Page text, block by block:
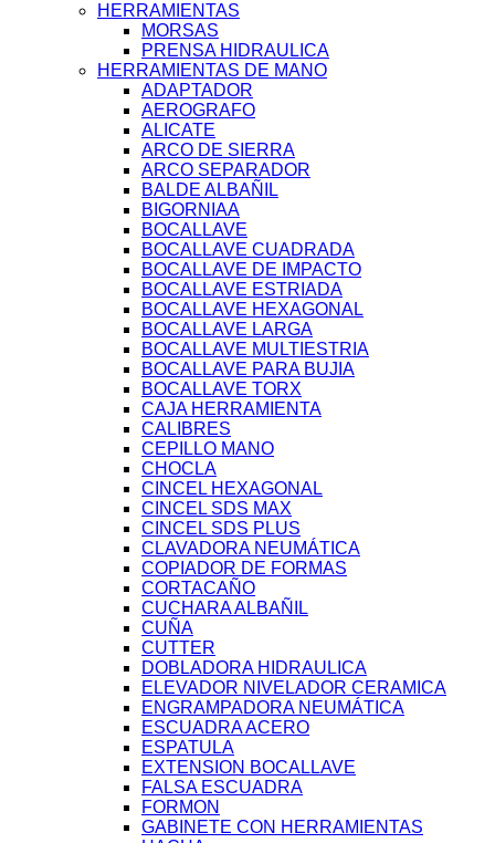
HERRAMIENTAS
MORSAS
PRENSA HIDRAULICA
HERRAMIENTAS DE MANO
ADAPTADOR
AEROGRAFO
ALICATE
ARCO DE SIERRA
ARCO SEPARADOR
BALDE ALBAÑIL
BIGORNIAA
BOCALLAVE
BOCALLAVE CUADRADA
BOCALLAVE DE IMPACTO
BOCALLAVE ESTRIADA
BOCALLAVE HEXAGONAL
BOCALLAVE LARGA
BOCALLAVE MULTIESTRIA
BOCALLAVE PARA BUJIA
BOCALLAVE TORX
CAJA HERRAMIENTA
CALIBRES
CEPILLO MANO
CHOCLA
CINCEL HEXAGONAL
CINCEL SDS MAX
CINCEL SDS PLUS
CLAVADORA NEUMÁTICA
COPIADOR DE FORMAS
CORTACAÑO
CUCHARA ALBAÑIL
CUÑA
CUTTER
DOBLADORA HIDRAULICA
ELEVADOR NIVELADOR CERAMICA
ENGRAMPADORA NEUMÁTICA
ESCUADRA ACERO
ESPATULA
EXTENSION BOCALLAVE
FALSA ESCUADRA
FORMON
GABINETE CON HERRAMIENTAS